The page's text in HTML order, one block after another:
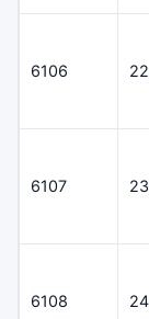
6106
6107
6108